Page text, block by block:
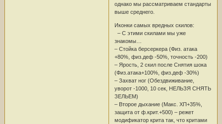
однако мы рассматриваем стандарты
выше среднего.
Иконки самых вредных скилов:
– С этими скилами мы уже
знакомы…
– Стойка берсеркера (Физ. атака
+80%, физ.деф -50%, точность -200)
– Ярость, 2 скил после Снятия шока
(Физ.атака+100%, физ.деф -30%)
– Захват ног (Обездвиживание,
уворот -1000, 10 сек, НЕЛЬЗЯ СНЯТЬ
ЗЕЛЬЕМ)
– Второе дыхание (Макс. ХП+35%,
защита от ф.крит.+500) – режет
модификатор крита так, что критами